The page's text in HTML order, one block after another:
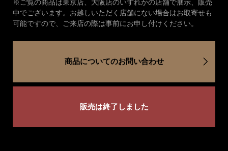
※ご覧の商品は東京店、大阪店のいずれかの店舗で展示、販売
中でございます。お越しいただく店舗にない場合はお取寄せも
可能ですので、ご来店の際は事前にお申し付けください。
商品についてのお問い合わせ
販売は終了しました